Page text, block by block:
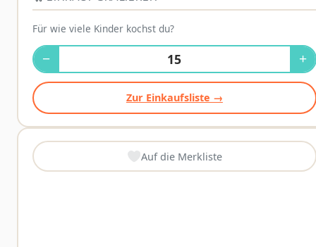
Für wie viele Kinder kochst du?
− +
Zur Einkaufsliste →
Auf die Merkliste